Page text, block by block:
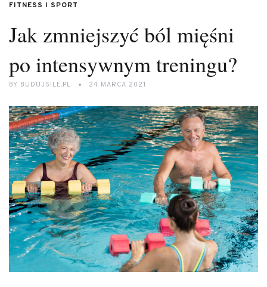
FITNESS I SPORT
Jak zmniejszyć ból mięśni
po intensywnym treningu?
BY BUDUJSILE.PL 24 MARCA 2021